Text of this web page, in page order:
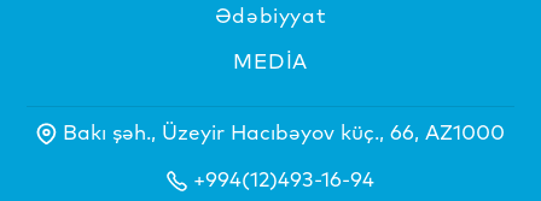
Ədəbiyyat
MEDİA
Bakı şəh., Üzeyir Hacıbəyov küç., 66, AZ1000
+994(12)493-16-94